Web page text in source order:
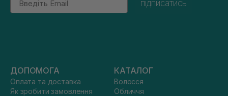
підписатись
ДОПОМОГА
Оплата та доставка
Як зробити замовлення
КАТАЛОГ
Волосся
Обличчя